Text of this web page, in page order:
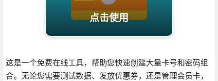
点击使用
这是一个免费在线工具，帮助您快速创建大量卡号和密码组
合。无论您需要测试数据、发放优惠券，还是管理会员卡，